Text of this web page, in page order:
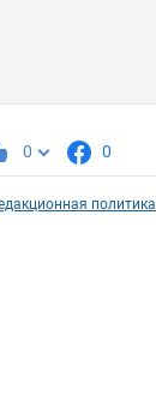
0 0
политика